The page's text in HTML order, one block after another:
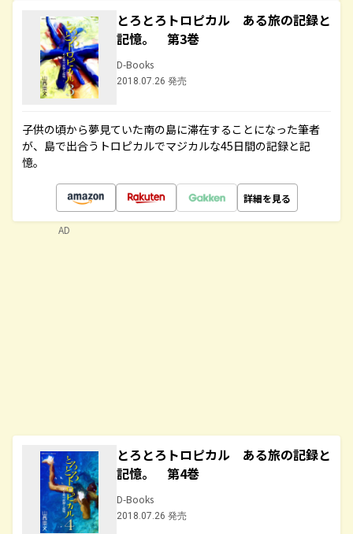
とろとろトロピカル ある旅の記録と
記憶。 第3巻
D-Books
2018.07.26 発売
子供の頃から夢見ていた南の島に滞在することになった筆者
が、島で出合うトロピカルでマジカルな45日間の記録と記
憶。
詳細を見る
とろとろトロピカル ある旅の記録と
記憶。 第4巻
D-Books
2018.07.26 発売
AD